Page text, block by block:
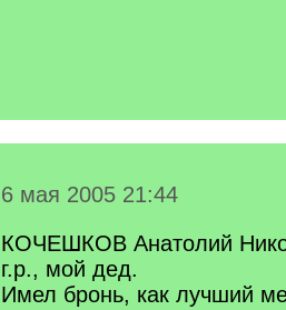
6 мая 2005 21:44
КОЧЕШКОВ Анатолий
г.р., мой дед.
Имел бронь, как лучший